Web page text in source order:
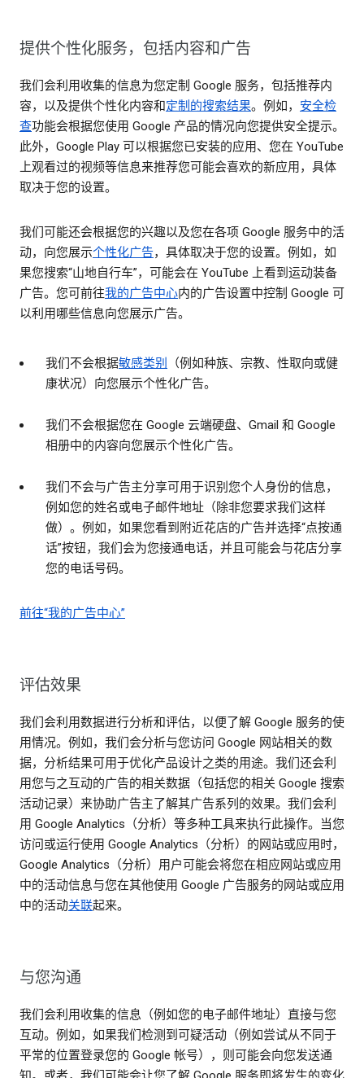
提供个性化服务，包括内容和广告
我们会利用收集的信息为您定制 Google 服务，包括推荐内
容，以及提供个性化内容和定制的搜索结果。例如， 安全检
查功能会根据您使用 Google 产品的情况向您提供安全提示。
此外，Google Play 可以根据您已安装的应用、您在 YouTube
上观看过的视频等信息来推荐您可能会喜欢的新应用，具体
取决于您的设置。
我们可能还会根据您的兴趣以及您在各项 Google 服务中的活
动，向您展示个性化广告，具体取决于您的设置。例如，如
果您搜索“山地自行车”，可能会在 YouTube 上看到运动装备
广告。您可前往我的广告中心内的广告设置中控制 Google 可
以利用哪些信息向您展示广告。
我们不会根据敏感类别
（例如种族、宗教、性取向或健
康状况）向您展示个性化广告。
我们不会根据您在 Google 云端硬盘、Gmail 和 Google
相册中的内容向您展示个性化广告。
我们不会与广告主分享可用于识别您个人身份的信息，
例如您的姓名或电子邮件地址（除非您要求我们这样
做）。例如，如果您看到附近花店的广告并选择“点按通
话”按钮，我们会为您接通电话，并且可能会与花店分享
您的电话号码。
前往“我的广告中心”
评估效果
我们会利用数据进行分析和评估，以便了解 Google 服务的使
用情况。例如，我们会分析与您访问 Google 网站相关的数
据，分析结果可用于优化产品设计之类的用途。我们还会利
用您与之互动的广告的相关数据（包括您的相关 Google 搜索
活动记录）来协助广告主了解其广告系列的效果。我们会利
用 Google Analytics（分析）等多种工具来执行此操作。当您
访问或运行使用 Google Analytics（分析）的网站或应用时，
Google Analytics（分析）用户可能会将您在相应网站或应用
中的活动信息与您在其他使用 Google 广告服务的网站或应用
中的活动关联起来。
与您沟通
我们会利用收集的信息（例如您的电子邮件地址）直接与您
互动。例如，如果我们检测到可疑活动（例如尝试从不同于
平常的位置登录您的 Google 帐号），则可能会向您发送通